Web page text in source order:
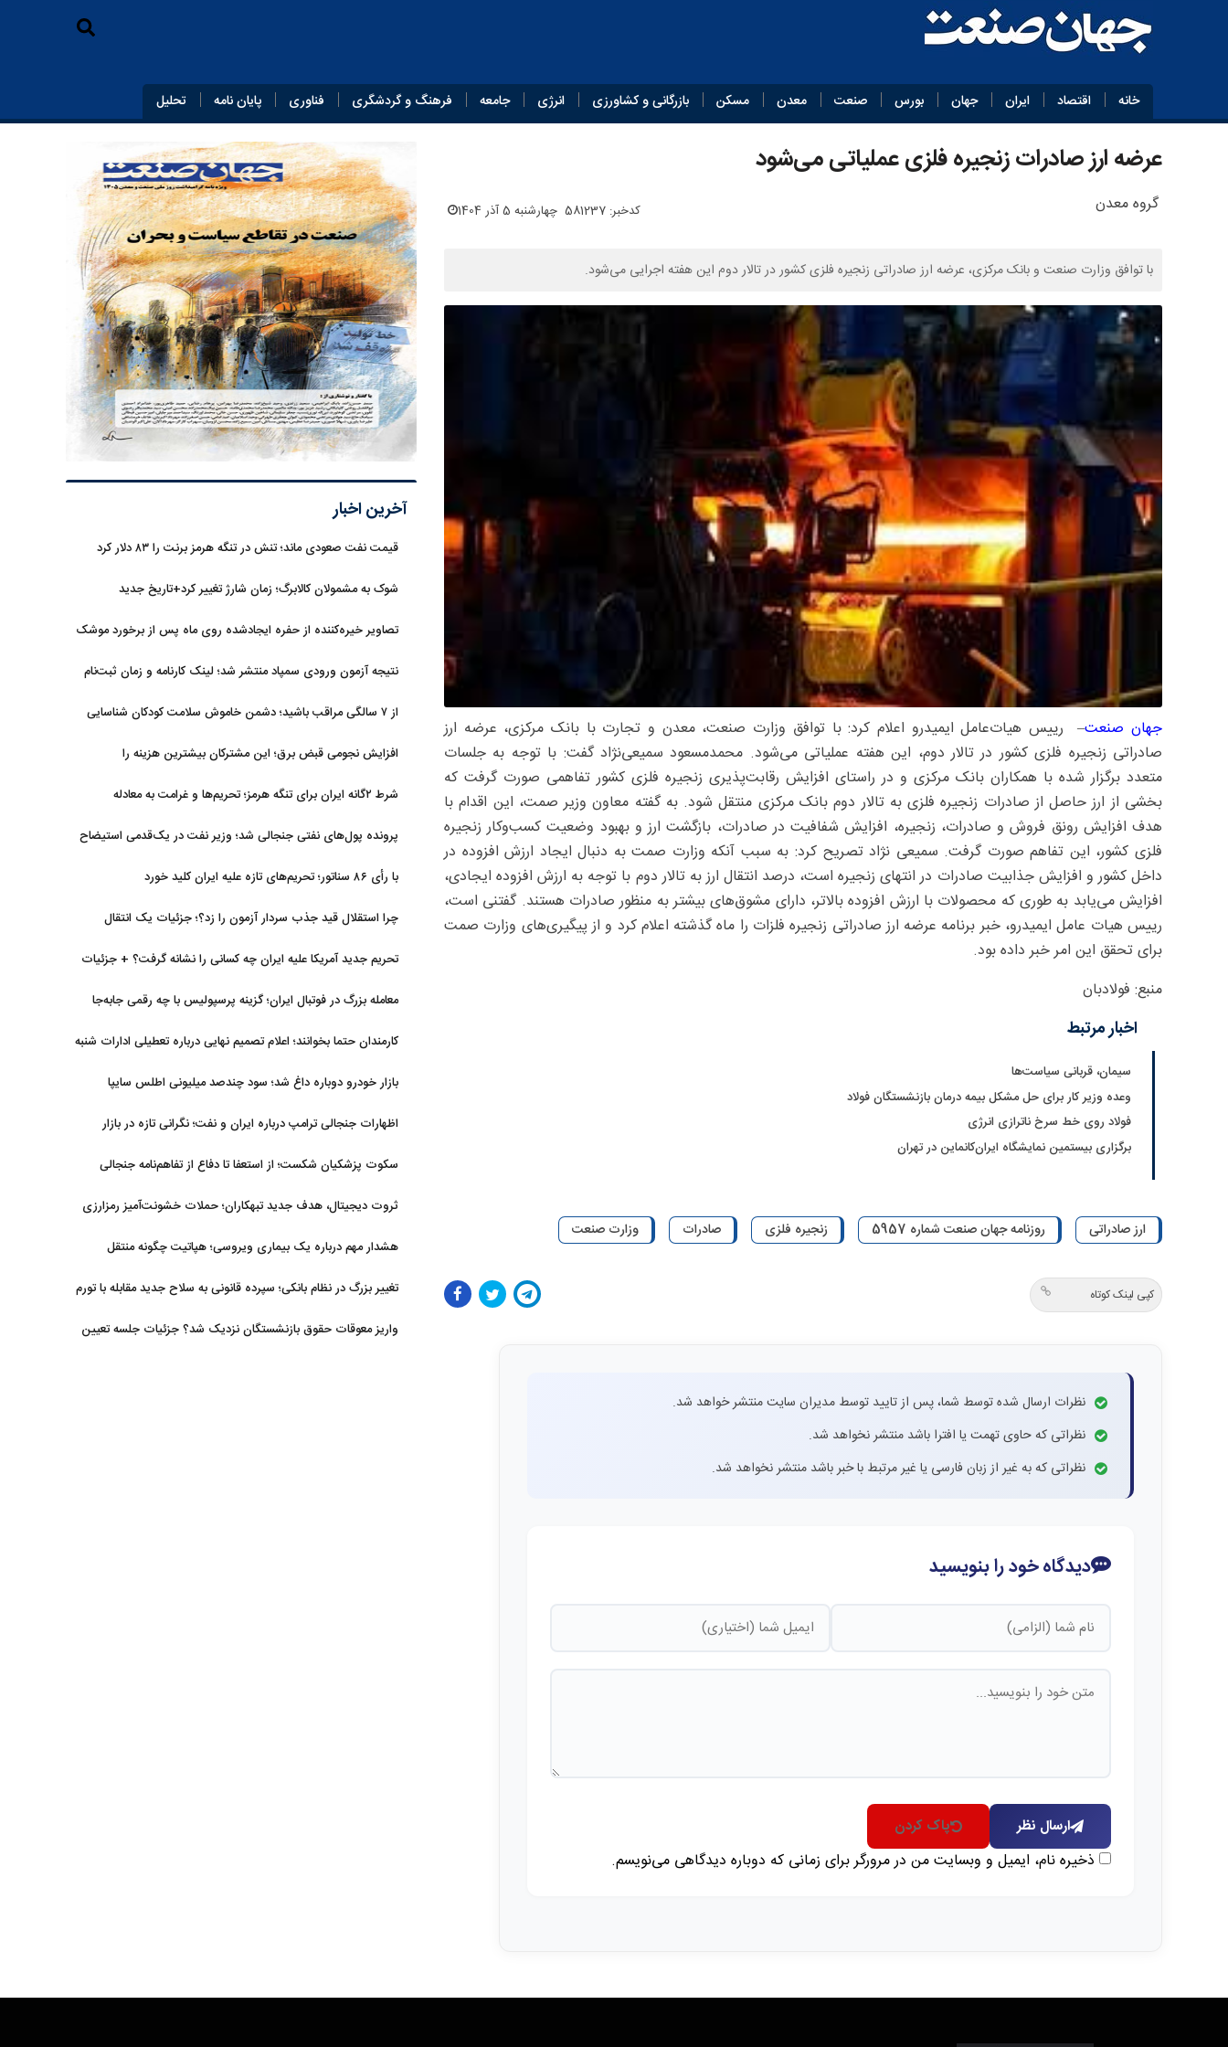
خانه اقتصاد ایران جهان بورس صنعت معدن مسکن بازرگانی و کشاورزی انرژی جامعه فرهنگ و گردشگری فناوری پایان‌ نامه تحلیل
عرضه ارز صادرات زنجیره فلزی عملیاتی می‌شود
گروه معدن کدخبر: 581237 چهارشنبه 5 آذر 1404
با توافق وزارت صنعت و بانک مرکزی، عرضه ارز صادراتی زنجیره فلزی کشور در تالار دوم این هفته اجرایی می‌شود.
جهان صنعت– رییس هیات‌عامل ایمیدرو اعلام کرد: با توافق وزارت صنعت، معدن و تجارت با بانک مرکزی، عرضه ارز
صادراتی زنجیره فلزی کشور در تالار دوم، این هفته عملیاتی می‌شود. محمدمسعود سمیعی‌نژاد گفت: با توجه به جلسات
متعدد برگزار شده با همکاران بانک مرکزی و در راستای افزایش رقابت‌پذیری زنجیره فلزی کشور تفاهمی صورت گرفت که
بخشی از ارز حاصل از صادرات زنجیره فلزی به تالار دوم بانک مرکزی منتقل شود. به گفته معاون وزیر صمت، این اقدام با
هدف افزایش رونق فروش و صادرات، زنجیره، افزایش شفافیت در صادرات، بازگشت ارز و بهبود وضعیت کسب‌وکار زنجیره
فلزی کشور، این تفاهم صورت گرفت. سمیعی نژاد تصریح کرد: به سبب آنکه وزارت صمت به دنبال ایجاد ارزش افزوده در
داخل کشور و افزایش جذابیت صادرات در انتهای زنجیره است، درصد انتقال ارز به تالار دوم با توجه به ارزش افزوده ایجادی،
افزایش می‌یابد به طوری که محصولات با ارزش افزوده بالاتر، دارای مشوق‌های بیشتر به منظور صادرات هستند. گفتنی است،
رییس هیات عامل ایمیدرو، خبر برنامه عرضه ارز صادراتی زنجیره فلزات را ماه گذشته اعلام کرد و از پیگیری‌های وزارت صمت
برای تحقق این امر خبر داده بود.
منبع: فولادبان
اخبار مرتبط
سیمان، قربانی سیاست‌ها
وعده وزیر کار برای حل مشکل بیمه درمان بازنشستگان فولاد
فولاد روی خط سرخ ناترازی انرژی
برگزاری بیستمین نمایشگاه ایران‌کانماین در تهران
ارز صادراتی روزنامه جهان صنعت شماره 5957 زنجیره فلزی صادرات وزارت صنعت
کپی لینک کوتاه
نظرات ارسال شده توسط شما، پس از تایید توسط مدیران سایت منتشر خواهد شد.
نظراتی که حاوی تهمت یا افترا باشد منتشر نخواهد شد.
نظراتی که به غیر از زبان فارسی یا غیر مرتبط با خبر باشد منتشر نخواهد شد.
دیدگاه خود را بنویسید
ارسال نظر پاک کردن
ذخیره نام، ایمیل و وبسایت من در مرورگر برای زمانی که دوباره دیدگاهی می‌نویسم.
آخرین اخبار
قیمت نفت صعودی ماند؛ تنش در تنگه هرمز برنت را ۸۳ دلار کرد
شوک به مشمولان کالابرگ؛ زمان شارژ تغییر کرد+تاریخ جدید
تصاویر خیره‌کننده از حفره ایجادشده روی ماه پس از برخورد موشک
نتیجه آزمون ورودی سمپاد منتشر شد؛ لینک کارنامه و زمان ثبت‌نام
از ۷ سالگی مراقب باشید؛ دشمن خاموش سلامت کودکان شناسایی
افزایش نجومی قبض برق؛ این مشترکان بیشترین هزینه را
شرط ۲گانه ایران برای تنگه هرمز؛ تحریم‌ها و غرامت به معادله
پرونده پول‌های نفتی جنجالی شد؛ وزیر نفت در یک‌قدمی استیضاح
با رأی ۸۶ سناتور؛ تحریم‌های تازه علیه ایران کلید خورد
چرا استقلال قید جذب سردار آزمون را زد؟؛ جزئیات یک انتقال
تحریم جدید آمریکا علیه ایران چه کسانی را نشانه گرفت؟ + جزئیات
معامله بزرگ در فوتبال ایران؛ گزینه پرسپولیس با چه رقمی جابه‌جا
کارمندان حتما بخوانند؛ اعلام تصمیم نهایی درباره تعطیلی ادارات شنبه
بازار خودرو دوباره داغ شد؛ سود چندصد میلیونی اطلس سایپا
اظهارات جنجالی ترامپ درباره ایران و نفت؛ نگرانی تازه در بازار
سکوت پزشکیان شکست؛ از استعفا تا دفاع از تفاهم‌نامه جنجالی
ثروت دیجیتال، هدف جدید تبهکاران؛ حملات خشونت‌آمیز رمزارزی
هشدار مهم درباره یک بیماری ویروسی؛ هپاتیت چگونه منتقل
تغییر بزرگ در نظام بانکی؛ سپرده قانونی به سلاح جدید مقابله با تورم
واریز معوقات حقوق بازنشستگان نزدیک شد؟ جزئیات جلسه تعیین